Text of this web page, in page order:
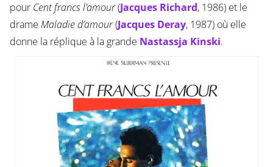
pour Cent francs l’amour(Jacques Richard, 1986) et le
drame Maladie d’amour(Jacques Deray, 1987) où elle
donne la réplique à la grande Nastassja Kinski.